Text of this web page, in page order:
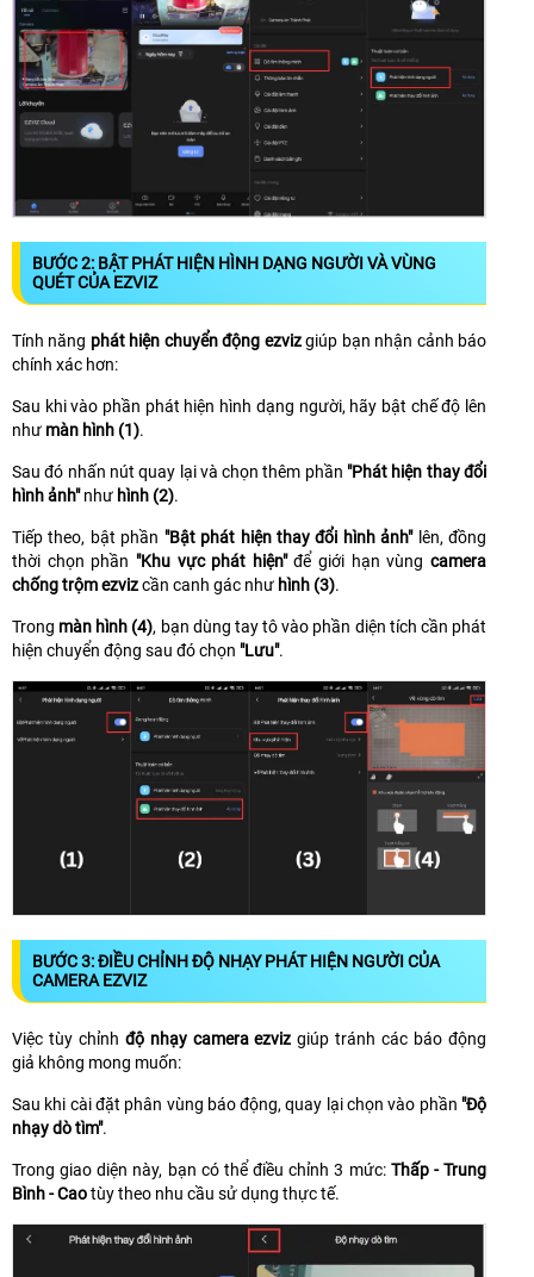
BƯỚC 2: BẬT PHÁT HIỆN HÌNH DẠNG NGƯỜI VÀ VÙNG
QUÉT CỦA EZVIZ
Tính năng phát hiện chuyển động ezvizgiúp bạn nhận cảnh báo
chính xác hơn:
Sau khi vào phần phát hiện hình dạng người, hãy bật chế độ lên
như màn hình (1).
Sau đó nhấn nút quay lại và chọn thêm phần "Phát hiện thay đổi
hình ảnh"như hình (2).
Tiếp theo, bật phần "Bật phát hiện thay đổi hình ảnh"lên, đồng
thời chọn phần "Khu vực phát hiện"để giới hạn vùngcamera
chống trộm ezvizcần canh gác như hình (3).
Trong màn hình (4), bạn dùng tay tô vào phần diện tích cần phát
hiện chuyển động sau đó chọn "Lưu".
BƯỚC 3: ĐIỀU CHỈNH ĐỘ NHẠY PHÁT HIỆN NGƯỜI CỦA
CAMERA EZVIZ
Việc tùy chỉnh độ nhạy camera ezviz giúp tránh các báo động
giả không mong muốn:
Sau khi cài đặt phân vùng báo động, quay lại chọn vào phần "Độ
nhạy dò tìm".
Trong giao diện này, bạn có thể điều chỉnh 3 mức: Thấp - Trung
Bình - Caotùy theo nhu cầu sử dụng thực tế.